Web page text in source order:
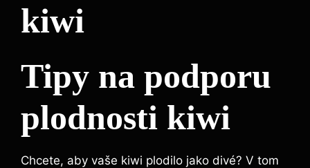
kiwi
Tipy na podporu
plodnosti kiwi
Chcete, aby vaše kiwi plodilo jako divé? V tom